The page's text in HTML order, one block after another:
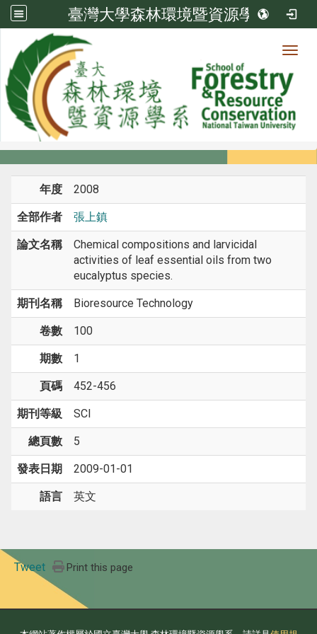
臺灣大學森林環境暨資源學系
系所成員
系所成員
年度 2008
全部作者 張上鎮
論文名稱
Chemical compositions and larvicidal
activities of leaf essential oils from two
eucalyptus species.
期刊名稱 Bioresource Technology
卷數 100
期數 1
頁碼 452-456
期刊等級 SCI
總頁數 5
發表日期 2009-01-01
語言 英文
Tweet Print this page